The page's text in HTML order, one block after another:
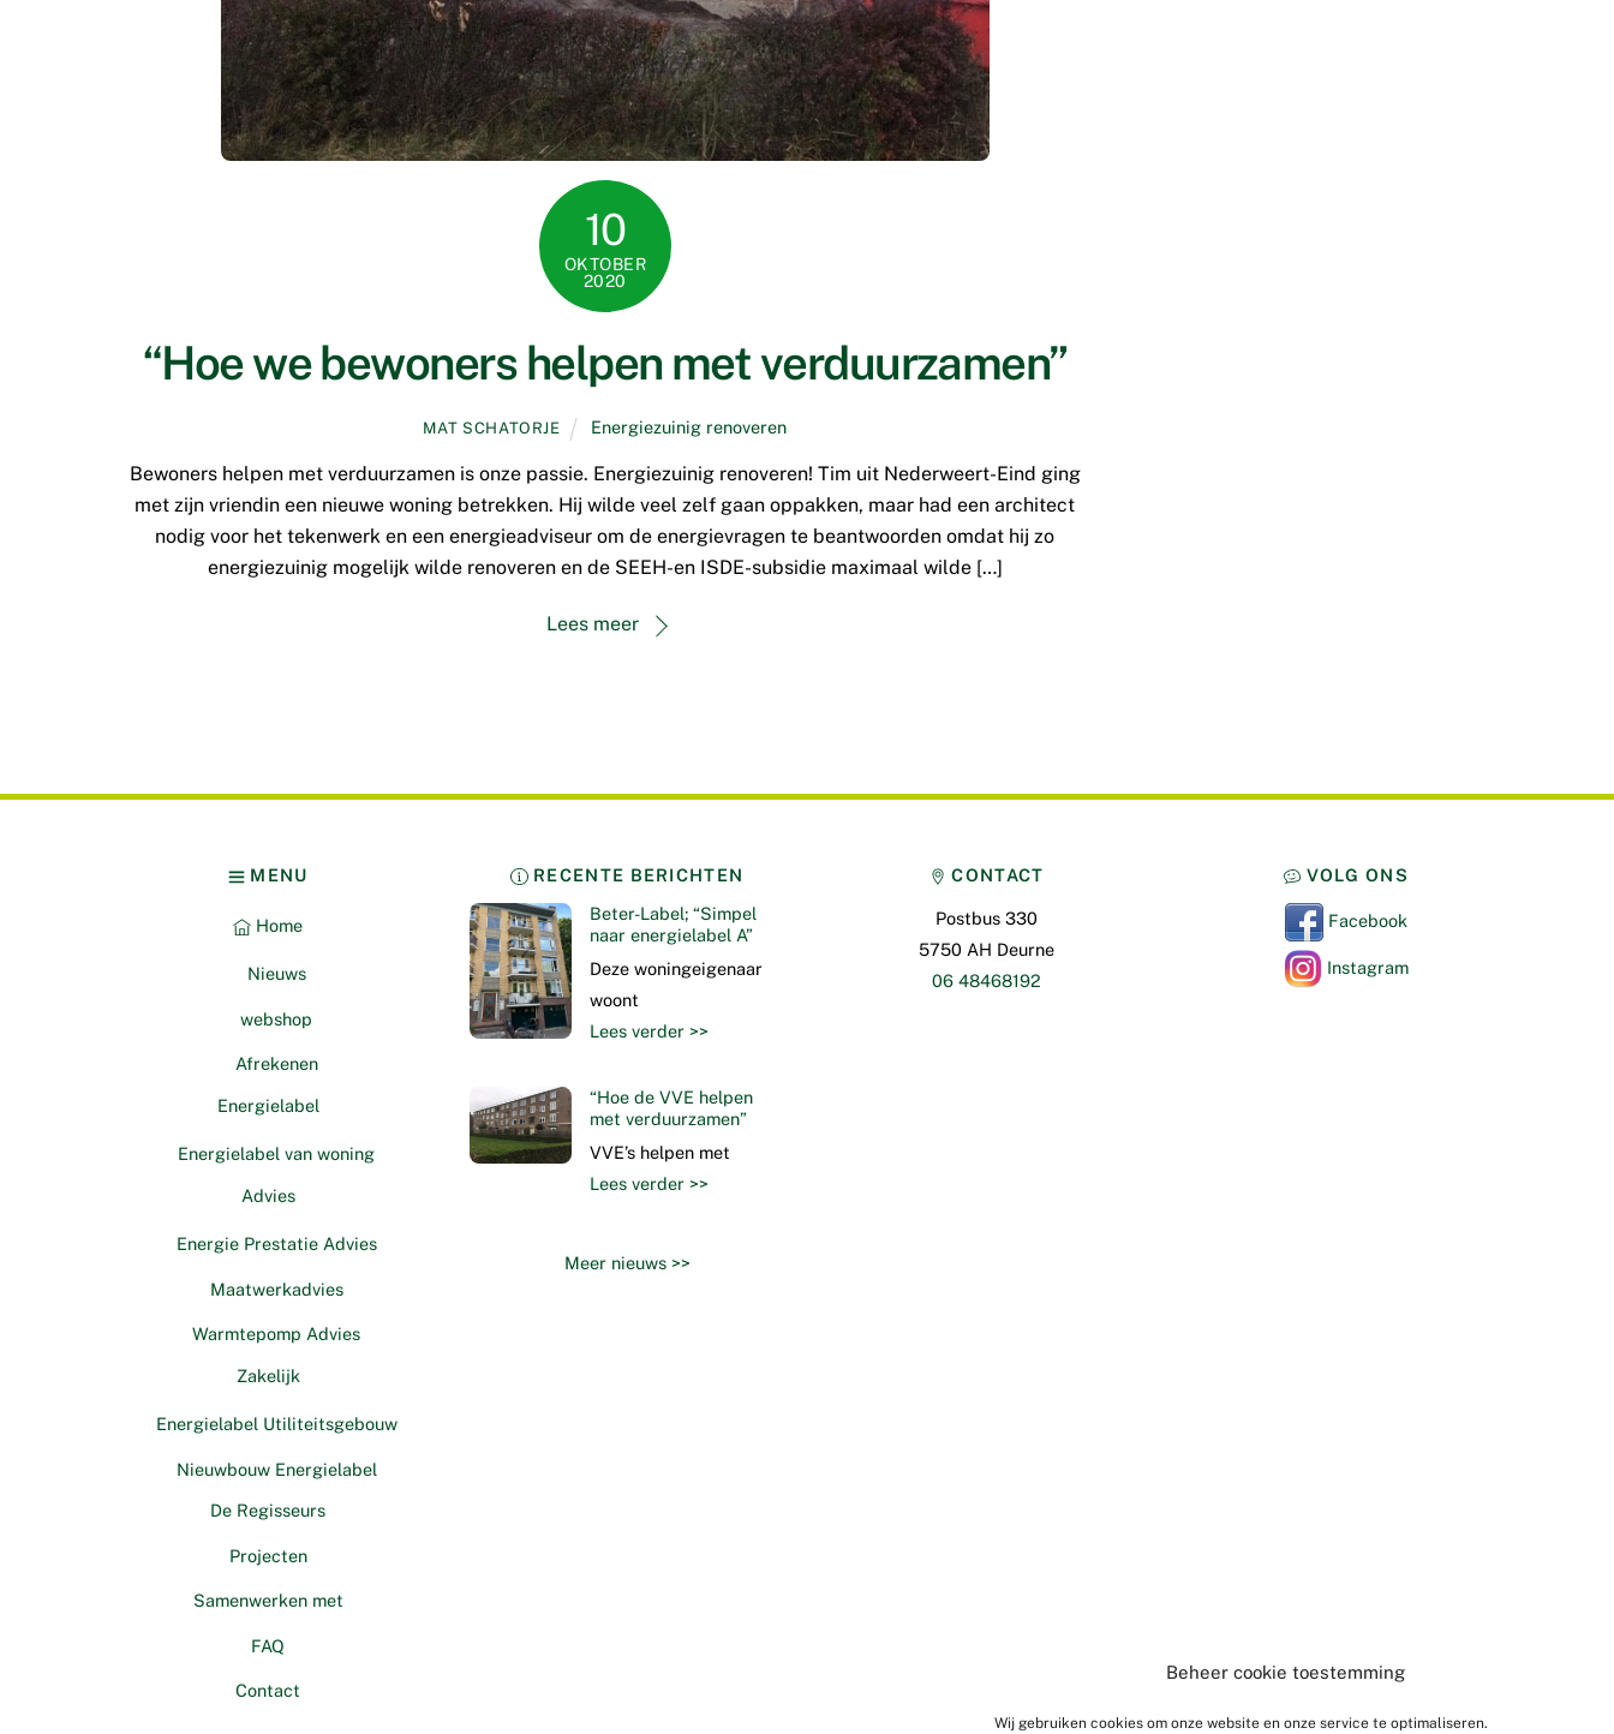
Beheer cookie toestemming
Wij gebruiken cookies om onze website en onze service te optimaliseren.
10
OKTOBER
2020
“Hoe we bewoners helpen met verduurzamen”
MAT SCHATORJE Energiezuinig renoveren
Bewoners helpen met verduurzamen is onze passie. Energiezuinig renoveren! Tim uit Nederweert-Eind ging
met zijn vriendin een nieuwe woning betrekken. Hij wilde veel zelf gaan oppakken, maar had een architect
nodig voor het tekenwerk en een energieadviseur om de energievragen te beantwoorden omdat hij zo
energiezuinig mogelijk wilde renoveren en de SEEH-en ISDE-subsidie maximaal wilde […]
Lees meer
MENU
Home
Nieuws
webshop
Afrekenen
Energielabel
Energielabel van woning
Advies
Energie Prestatie Advies
Maatwerkadvies
Warmtepomp Advies
Zakelijk
Energielabel Utiliteitsgebouw
Nieuwbouw Energielabel
De Regisseurs
Projecten
Samenwerken met
FAQ
Contact
RECENTE BERICHTEN
Beter-Label; “Simpel
naar energielabel A”
Deze woningeigenaar
woont
Lees verder >>
“Hoe de VVE helpen
met verduurzamen”
VVE’s helpen met
Lees verder >>
Meer nieuws >>
CONTACT
Postbus 330
5750 AH Deurne
06 48468192
VOLG ONS
Facebook
Instagram